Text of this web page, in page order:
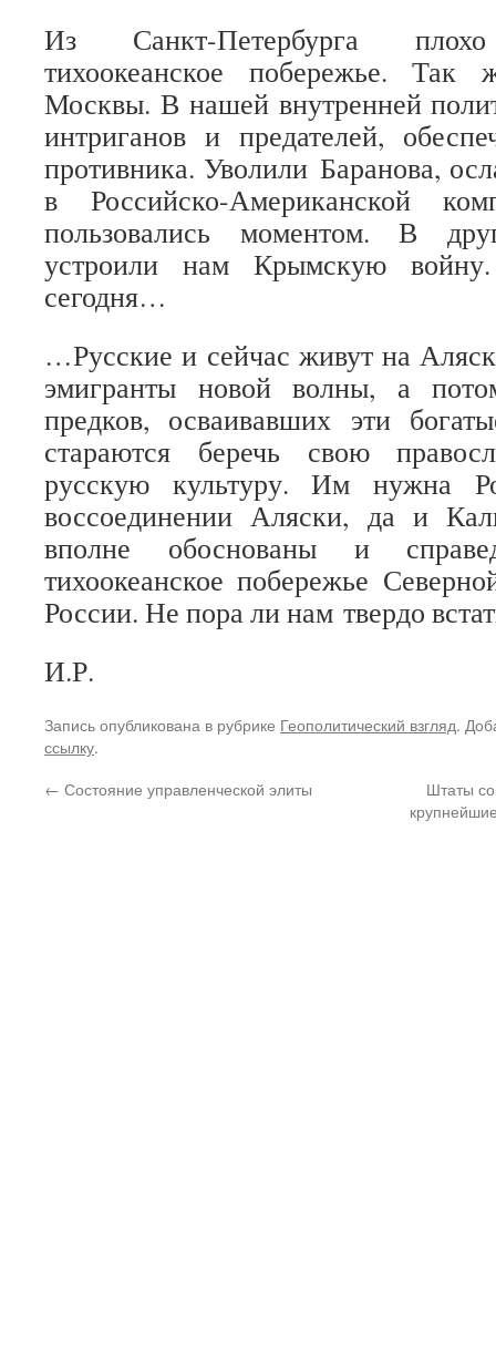
Из Санкт-Петербурга плохо
тихоокеанское побережье.
Москвы. В нашей внутренней
интриганов и предателей,
противника. Уволили Баранова,
в Российско-Американской
пользовались моментом. В
устроили нам Крымскую
сегодня…
…Русские и сейчас живут на
эмигранты новой волны, а
предков, осваивавших эти
стараются беречь свою
русскую культуру. Им нужна
воссоединении Аляски, да и
вполне обоснованы и
тихоокеанское побережье
России. Не пора ли нам твердо
И.Р.
Запись опубликована в рубрике Геополитический взгляд.
ссылку.
← Состояние управленческой элиты
Штаты